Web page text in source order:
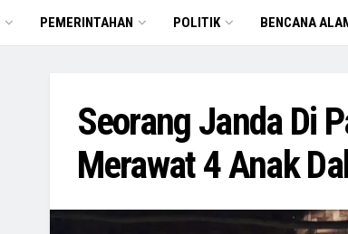
PEMERINTAHAN POLITIK BENCANA
Seorang Janda Di
Merawat 4 Anak